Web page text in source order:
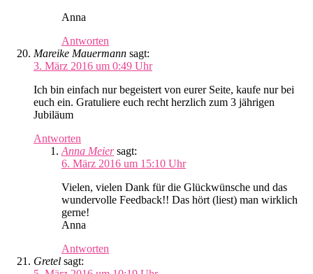
Anna
Antworten
Mareike Mauermann sagt:
3. März 2016 um 0:49 Uhr
Ich bin einfach nur begeistert von eurer Seite, kaufe nur bei
euch ein. Gratuliere euch recht herzlich zum 3 jährigen
Jubiläum
Antworten
Anna Meier sagt:
6. März 2016 um 15:10 Uhr
Vielen, vielen Dank für die Glückwünsche und das
wundervolle Feedback!! Das hört (liest) man wirklich
gerne!
Anna
Antworten
Gretel sagt: